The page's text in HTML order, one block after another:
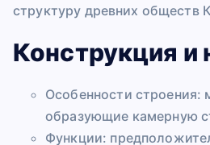
структуру древних обществ
Конструкция и
Особенности строения:
образующие камерную
Функции: